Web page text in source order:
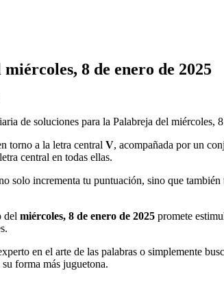
miércoles, 8 de enero de 2025
de soluciones para la Palabreja del miércoles,
torno a la letra central V, acompañada por un
central en todas ellas.
solo incrementa tu puntuación, sino que
del miércoles, 8 de enero de 2025 promete
en el arte de las palabras o simplemente
forma más juguetona.